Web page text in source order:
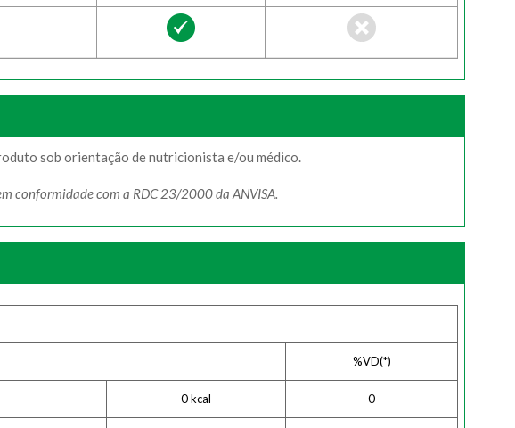
sob orientação de nutricionista e/ou médico.
conformidade com a RDC 23/2000 da ANVISA.
%VD(*)
0 kcal 0